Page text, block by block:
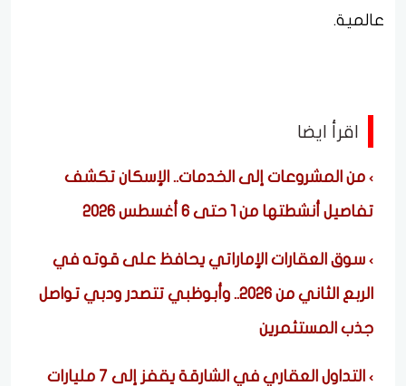
عالمية.
اقرأ ايضا
من المشروعات إلى الخدمات.. الإسكان تكشف
تفاصيل أنشطتها من 1 حتى 6 أغسطس 2026
سوق العقارات الإماراتي يحافظ على قوته في
الربع الثاني من 2026.. وأبوظبي تتصدر ودبي تواصل
جذب المستثمرين
التداول العقاري في الشارقة يقفز إلى 7 مليارات